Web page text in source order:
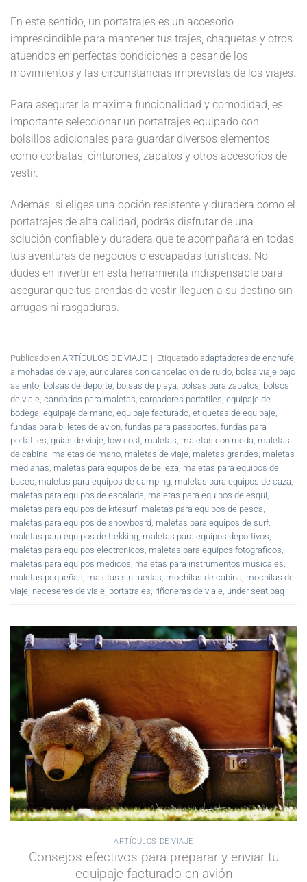
En este sentido, un portatrajes es un accesorio
imprescindible para mantener tus trajes, chaquetas y otros
atuendos en perfectas condiciones a pesar de los
movimientos y las circunstancias imprevistas de los viajes.
Para asegurar la máxima funcionalidad y comodidad, es
importante seleccionar un portatrajes equipado con
bolsillos adicionales para guardar diversos elementos
como corbatas, cinturones, zapatos y otros accesorios de
vestir.
Además, si eliges una opción resistente y duradera como el
portatrajes de alta calidad, podrás disfrutar de una
solución confiable y duradera que te acompañará en todas
tus aventuras de negocios o escapadas turísticas. No
dudes en invertir en esta herramienta indispensable para
asegurar que tus prendas de vestir lleguen a su destino sin
arrugas ni rasgaduras.
Publicado en ARTÍCULOS DE VIAJE | Etiquetado adaptadores de enchufe,
almohadas de viaje, auriculares con cancelacion de ruido, bolsa viaje bajo
asiento, bolsas de deporte, bolsas de playa, bolsas para zapatos, bolsos
de viaje, candados para maletas, cargadores portatiles, equipaje de
bodega, equipaje de mano, equipaje facturado, etiquetas de equipaje,
fundas para billetes de avion, fundas para pasaportes, fundas para
portatiles, guias de viaje, low cost, maletas, maletas con rueda, maletas
de cabina, maletas de mano, maletas de viaje, maletas grandes, maletas
medianas, maletas para equipos de belleza, maletas para equipos de
buceo, maletas para equipos de camping, maletas para equipos de caza,
maletas para equipos de escalada, maletas para equipos de esqui,
maletas para equipos de kitesurf, maletas para equipos de pesca,
maletas para equipos de snowboard, maletas para equipos de surf,
maletas para equipos de trekking, maletas para equipos deportivos,
maletas para equipos electronicos, maletas para equipos fotograficos,
maletas para equipos medicos, maletas para instrumentos musicales,
maletas pequeñas, maletas sin ruedas, mochilas de cabina, mochilas de
viaje, neceseres de viaje, portatrajes, riñoneras de viaje, under seat bag
ARTÍCULOS DE VIAJE
Consejos efectivos para preparar y enviar tu
equipaje facturado en avión